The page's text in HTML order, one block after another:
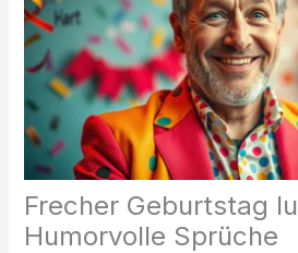
Frecher Geburtstag
Humorvolle Sprüche